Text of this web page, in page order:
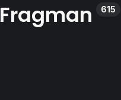
Fragman 615